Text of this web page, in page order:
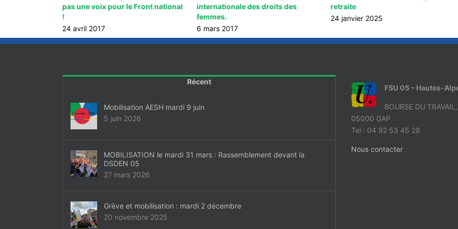
pas une voix pour le Front national
!
24 avril 2017
internationale des droits des
femmes.
6 mars 2017
retraite
24 janvier 2025
Récent
Mobilisation AESH mardi 9 juin
5 juin 2026
MOBILISATION le mardi 31 mars : Rassemblement devant la
DSDEN 05
27 mars 2026
Grève et mobilisation : mardi 2 décembre
20 novembre 2025
FSU 05 – Hautes-
BOURSE DU
05000 GAP
Tel : 04 92 53 45 28
Nous contacter